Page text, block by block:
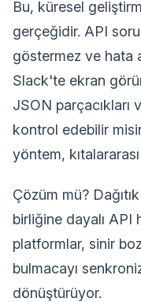
Bu, küresel
gerçeğidir. API
göstermez ve hata
Slack'te ekran
JSON parçacıkları
kontrol edebilir
yöntem,
Çözüm mü?
birliğine dayalı API
platformlar, sinir
bulmacayı
dönüştürüyor.